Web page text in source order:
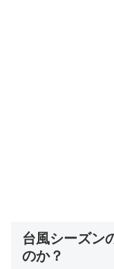
台風シーズン
のか？